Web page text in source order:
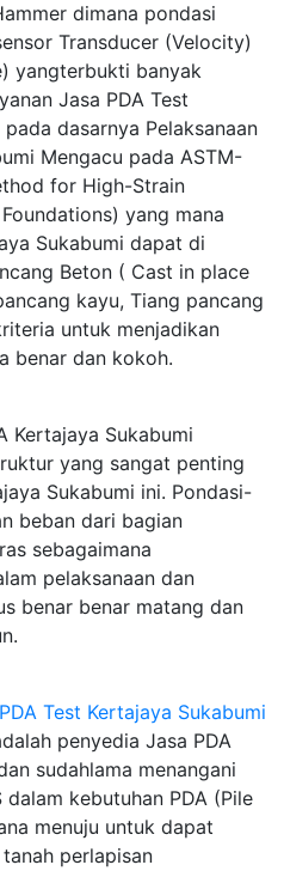
dimana pondasi
Transducer (Velocity)
yangterbukti banyak
Jasa PDA Test
dasarnya Pelaksanaan
Mengacu pada ASTM-
for High-Strain
yang mana
Sukabumi dapat di
Beton ( Cast in place
kayu, Tiang pancang
untuk menjadikan
benar dan kokoh.
Kertajaya Sukabumi
yang sangat penting
Sukabumi ini. Pondasi-
beban dari bagian
sebagaimana
pelaksanaan dan
benar benar matang dan
penyedia Jasa PDA
sudahlama menangani
dalam kebutuhan PDA (Pile
menuju untuk dapat
perlapisan